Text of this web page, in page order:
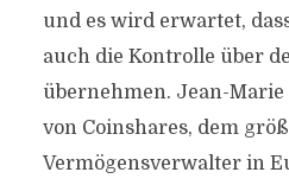
und es wird erwartet,
auch die Kontrolle über
übernehmen. Jean-Marie
von Coinshares, dem
Vermögensverwalter in